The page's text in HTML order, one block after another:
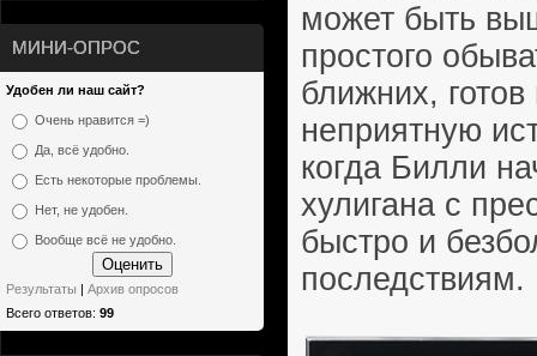
МИНИ-ОПРОС
Удобен ли наш сайт?
Очень нравится =)
Да, всё удобно.
Есть некоторые проблемы.
Нет, не удобен.
Вообще всё не удобно.
Результаты
Архив опросов
Всего ответов: 99
может быть
простого
ближних,
неприятную
когда Билли
хулигана с
быстро и
последствиям.